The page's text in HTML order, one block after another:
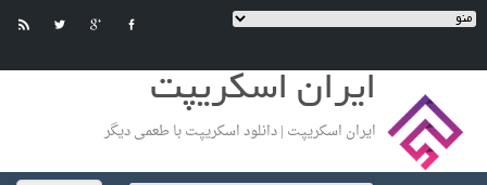
ایران اسکریپت
ایران اسکریپت | دانلود اسکریپت با طعمی دیگر